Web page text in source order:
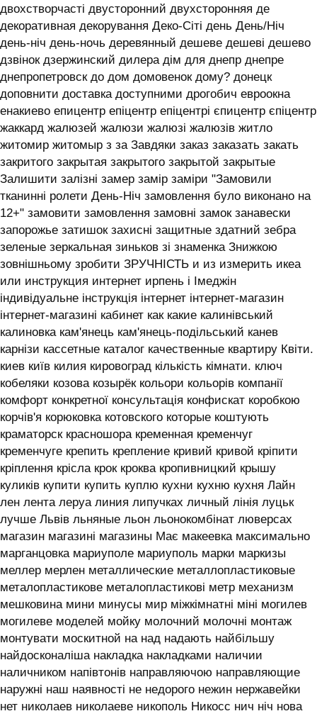
двохстворчасті двусторонний двухсторонняя де
декоративная декорування Деко-Сіті день День/Ніч
день-ніч день-ночь деревянный дешеве дешеві дешево
дзвінок дзержинский дилера дім для днепр днепре
днепропетровск до дом домовенок дому? донецк
доповнити доставка доступними дрогобич евроокна
енакиево епицентр епіцентр епіцентрі єпицентр єпіцентр
жаккард жалюзей жалюзи жалюзі жалюзів житло
житомир житомыр з за Завдяки заказ заказать закать
закритого закрытая закрытого закрытой закрытые
Залишити залізні замер замір заміри "Замовили
тканинні ролети День-Ніч замовлення було виконано на
12+" замовити замовлення замовні замок занавески
запорожье затишок захисні защитные здатний зебра
зеленые зеркальная зиньков зі знаменка Знижкою
зовнішньому зробити ЗРУЧНІСТЬ и из измерить икеа
или инструкция интернет ирпень і ‎Імеджін
індивідуальне інструкція інтернет інтернет-магазин
інтернет-магазині кабинет как какие калинівський
калиновка кам'янець кам'янець-подільський канев
карнізи кассетные каталог качественные квартиру Квіти.
киев київ килия кировоград кількість кімнати. ключ
кобеляки козова козырёк кольори кольорів компанії
комфорт конкретної консультація конфискат коробкою
корчів'я корюковка котовского которые коштують
краматорск красношора кременная кременчуг
кременчуге крепить крепление кривий кривой кріпити
кріплення крісла крок кроква кропивницкий крышу
куликів купити купить куплю кухни кухню кухня ‎Лайн
лен лента леруа линия липучках личный лінія луцьк
лучше Львів льняные льон льонокомбінат люверсах
магазин магазині магазины Має макеевка максимально
марганцовка мариуполе мариуполь марки маркизы
меллер мерлен металлические металлопластиковые
металопластикове металопластикові метр механизм
мешковина мини минусы мир міжкімнатні міні могилев
могилеве моделей мойку молочний молочні монтаж
монтувати москитной на над надають найбільшу
найдосконаліша накладка накладками наличии
наличником напівтонів направляючою направляющие
наружні наш наявності не недорого нежин нержавейки
нет николаев николаеве никополь Никосс нич ніч нова